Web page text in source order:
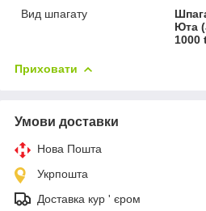
Вид шпагату
Юта
1000
Приховати
Умови доставки
Нова Пошта
Укрпошта
Доставка кур ' єром